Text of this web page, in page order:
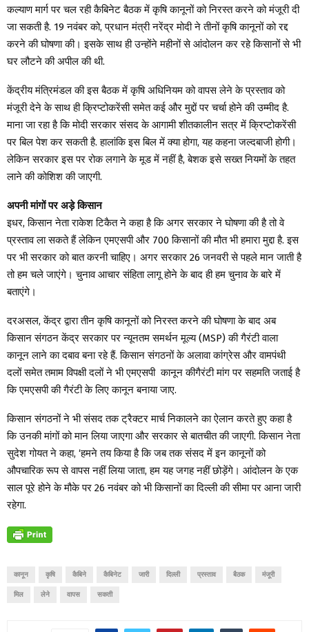
कल्याण मार्ग पर चल रही कैबिनेट बैठक में कृषि कानूनों को निरस्त करने को मंजूरी दी
जा सकती है. 19 नवंबर को, प्रधान मंत्री नरेंद्र मोदी ने तीनों कृषि कानूनों को रद्द
करने की घोषणा की। इसके साथ ही उन्होंने महीनों से आंदोलन कर रहे किसानों से भी
घर लौटने की अपील की थी.
केंद्रीय मंत्रिमंडल की इस बैठक में कृषि अधिनियम को वापस लेने के प्रस्ताव को
मंजूरी देने के साथ ही क्रिप्टोकरेंसी समेत कई और मुद्दों पर चर्चा होने की उम्मीद है.
माना जा रहा है कि मोदी सरकार संसद के आगामी शीतकालीन सत्र में क्रिप्टोकरेंसी
पर बिल पेश कर सकती है. हालांकि इस बिल में क्या होगा, यह कहना जल्दबाजी होगी।
लेकिन सरकार इस पर रोक लगाने के मूड में नहीं है, बेशक इसे सख्त नियमों के तहत
लाने की कोशिश की जाएगी.
अपनी मांगों पर अड़े किसान
इधर, किसान नेता राकेश टिकैत ने कहा है कि अगर सरकार ने घोषणा की है तो वे
प्रस्ताव ला सकते हैं लेकिन एमएसपी और 700 किसानों की मौत भी हमारा मुद्दा है. इस
पर भी सरकार को बात करनी चाहिए। अगर सरकार 26 जनवरी से पहले मान जाती है
तो हम चले जाएंगे। चुनाव आचार संहिता लागू होने के बाद ही हम चुनाव के बारे में
बताएंगे।
दरअसल, केंद्र द्वारा तीन कृषि कानूनों को निरस्त करने की घोषणा के बाद अब
किसान संगठन केंद्र सरकार पर न्यूनतम समर्थन मूल्य (MSP) की गैरंटी वाला
कानून लाने का दबाव बना रहे हैं. किसान संगठनों के अलावा कांग्रेस और वामपंथी
दलों समेत तमाम विपक्षी दलों ने भी एमएसपी कानून कीगैरंटी मांग पर सहमति जताई है
कि एमएसपी की गैरंटी के लिए कानून बनाया जाए.
किसान संगठनों ने भी संसद तक ट्रैक्टर मार्च निकालने का ऐलान करते हुए कहा है
कि उनकी मांगों को मान लिया जाएगा और सरकार से बातचीत की जाएगी. किसान नेता
सुदेश गोयत ने कहा, ‘हमने तय किया है कि जब तक संसद में इन कानूनों को
औपचारिक रूप से वापस नहीं लिया जाता, हम यह जगह नहीं छोड़ेंगे। आंदोलन के एक
साल पूरे होने के मौके पर 26 नवंबर को भी किसानों का दिल्ली की सीमा पर आना जारी
रहेगा.
कानून कृषि कैबिने कैबिनेट जारी दिल्ली प्रस्ताव बैठक मंजूरी
मिल लेने वापस सकती